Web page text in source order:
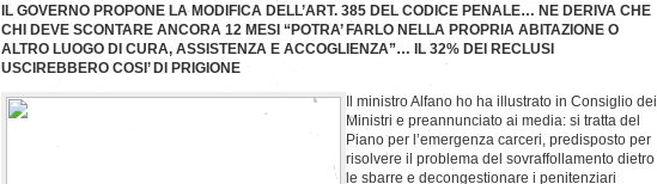
IL GOVERNO PROPONE LA MODIFICA DELL’ART. 385 DEL CODICE PENALE… NE DERIVA CHE
CHI DEVE SCONTARE ANCORA 12 MESI “POTRA’ FARLO NELLA PROPRIA ABITAZIONE O
ALTRO LUOGO DI CURA, ASSISTENZA E ACCOGLIENZA”… IL 32% DEI RECLUSI
USCIREBBERO COSI’ DI PRIGIONE
Il ministro Alfano ho ha illustrato in Consiglio dei
Ministri e preannunciato ai media: si tratta del
Piano per l’emergenza carceri, predisposto per
risolvere il problema del sovraffollamento dietro
le sbarre e decongestionare i penitenziari